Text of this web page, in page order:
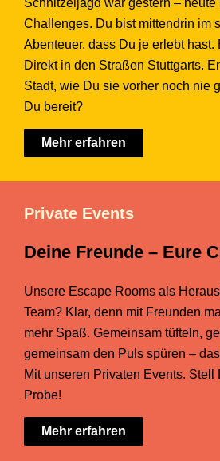
Schnitzeljagd war gestern – heute
Challenges. Du bist mittendrin im
Abenteuer, dass Du je erlebt hast.
Direkt in den Straßen Stuttgarts.
Stadt, wie Du sie vorher noch nie
Du bereit?
Mehr erfahren
Private Events
Deine Freunde – Eure
Unsere Escape Rooms als
Team? Klar, denn mit Freunden
mehr Spaß. Gemeinsam tüfteln,
gemeinsam den Puls spüren –
Mit unseren Privaten Events.
Probe!
Mehr erfahren